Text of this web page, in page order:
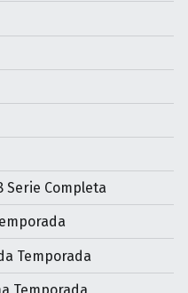
Serie Completa
Temporada